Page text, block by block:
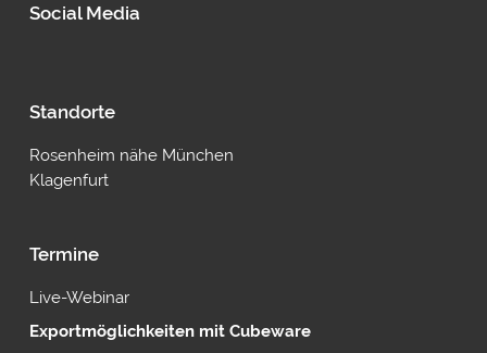
Social Media
Standorte
Rosenheim nähe München
Klagenfurt
Termine
Live-Webinar
Exportmöglichkeiten mit Cubeware